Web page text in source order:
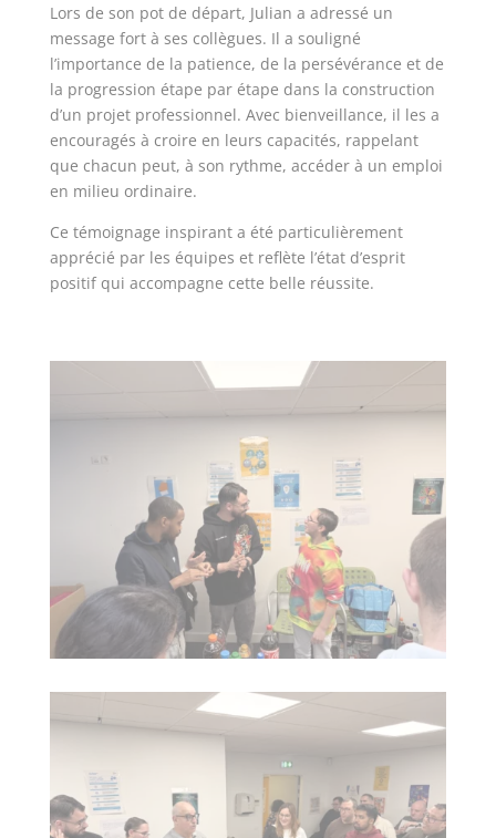
Lors de son pot de départ, Julian a adressé un
message fort à ses collègues. Il a souligné
l’importance de la patience, de la persévérance et de
la progression étape par étape dans la construction
d’un projet professionnel. Avec bienveillance, il les a
encouragés à croire en leurs capacités, rappelant
que chacun peut, à son rythme, accéder à un emploi
en milieu ordinaire.
Ce témoignage inspirant a été particulièrement
apprécié par les équipes et reflète l’état d’esprit
positif qui accompagne cette belle réussite.